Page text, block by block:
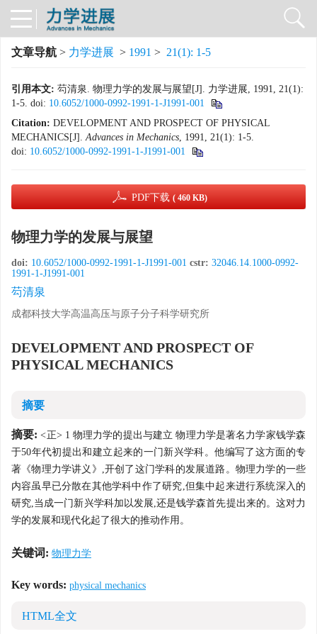
文章导航 > 力学进展 > 1991 > 21(1): 1-5
引用本文: 芶清泉. 物理力学的发展与展望[J]. 力学进展, 1991, 21(1):
1-5. doi: 10.6052/1000-0992-1991-1-J1991-001
Citation: DEVELOPMENT AND PROSPECT OF PHYSICAL
MECHANICS[J].Advances in Mechanics, 1991, 21(1): 1-5.
doi: 10.6052/1000-0992-1991-1-J1991-001
PDF下载 ( 460 KB)
物理力学的发展与展望
doi: 10.6052/1000-0992-1991-1-J1991-001 cstr: 32046.14.1000-0992-
1991-1-J1991-001
芶清泉
成都科技大学高温高压与原子分子科学研究所
DEVELOPMENT AND PROSPECT OF
PHYSICAL MECHANICS
摘要
摘要: <正> 1 物理力学的提出与建立 物理力学是著名力学家钱学森
于50年代初提出和建立起来的一门新兴学科。他编写了这方面的专
著《物理力学讲义》,开创了这门学科的发展道路。物理力学的一些
内容虽早已分散在其他学科中作了研究,但集中起来进行系统深入的
研究,当成一门新兴学科加以发展,还是钱学森首先提出来的。这对力
学的发展和现代化起了很大的推动作用。
关键词: 物理力学
Key words: physical mechanics
HTML全文